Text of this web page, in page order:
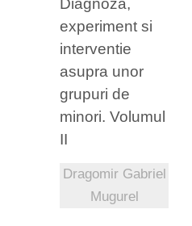
Dragomir Gabriel
Mugurel
VEZI
DETALII